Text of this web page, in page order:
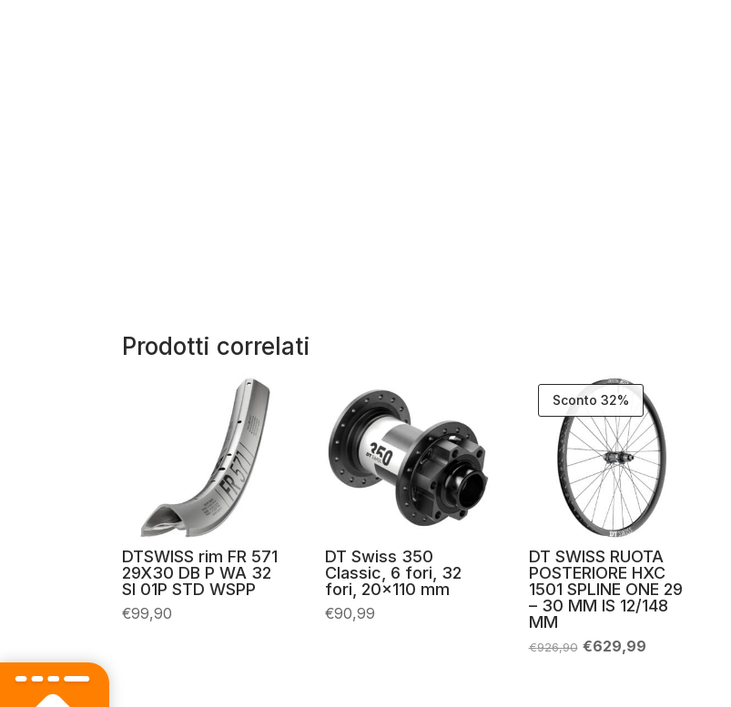
Prodotti correlati
DTSWISS rim FR 571
29X30 DB P WA 32
SI 01P STD WSPP
€99,90
DT Swiss 350
Classic, 6 fori, 32
fori, 20×110 mm
€90,99
Sconto 32%
DT SWISS RUOTA
POSTERIORE HXC
1501 SPLINE ONE 29
– 30 MM IS 12/148
MM
€926,90 Il
prezzo
€629,99Il